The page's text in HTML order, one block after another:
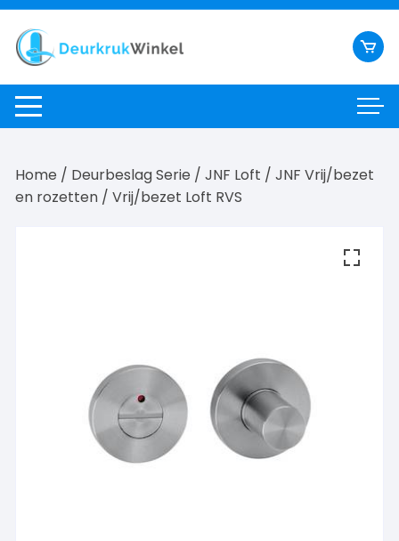
Ga
naar
inhoud
Home / Deurbeslag Serie /JNF Loft /JNF Vrij/bezet
en rozetten / Vrij/bezet Loft RVS